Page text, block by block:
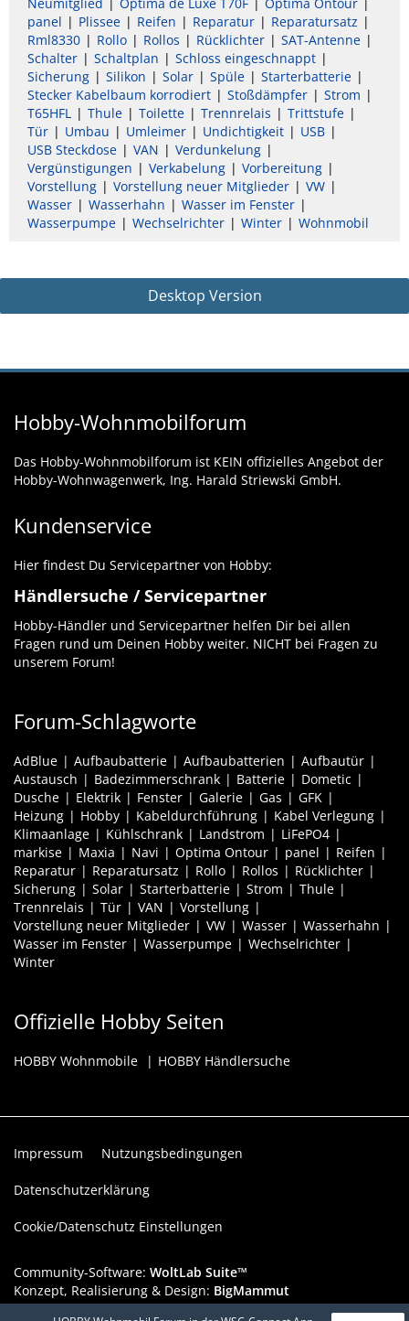
panel
Plissee Reifen Reparatur
Reparatursatz
Rml8330
Rollo Rollos Rücklichter
SAT-Antenne
Schalter
Schaltplan
Schloss eingeschnappt
Sicherung
Silikon Solar Spüle
Starterbatterie
Stecker Kabelbaum korrodiert
Stoßdämpfer
Strom
T65HFL
Thule Toilette Trennrelais
Trittstufe
Tür
Umbau Umleimer Undichtigkeit
USB
USB Steckdose
VAN
Verdunkelung
Vergünstigungen
Verkabelung
Vorbereitung
Vorstellung
Vorstellung neuer Mitglieder
VW
Wasser
Wasserhahn
Wasser im Fenster
Wasserpumpe
Wechselrichter Winter Wohnmobil
Desktop Version
Hobby-Wohnmobilforum
Das Hobby-Wohnmobilforum ist KEIN offizielles Angebot der
Hobby-Wohnwagenwerk, Ing. Harald Striewski GmbH.
Kundenservice
Hier findest Du Servicepartner von Hobby:
Händlersuche / Servicepartner
Hobby-Händler und Servicepartner helfen Dir bei allen
Fragen rund um Deinen Hobby weiter. NICHT bei Fragen zu
unserem Forum!
Forum-Schlagworte
AdBlue Aufbaubatterie Aufbaubatterien
Aufbautür
Austausch
Badezimmerschrank Batterie
Dometic
Dusche
Elektrik Fenster Galerie Gas
GFK
Heizung
Hobby Kabeldurchführung
Kabel Verlegung
Klimaanlage
Kühlschrank Landstrom
LiFePO4
markise
Maxia Navi Optima Ontour panel
Reifen
Reparatur
Reparatursatz Rollo Rollos
Rücklichter
Sicherung
Solar Starterbatterie Strom
Thule
Trennrelais
Tür VAN
Vorstellung
Vorstellung neuer Mitglieder
VW Wasser
Wasserhahn
Wasser im Fenster
Wasserpumpe
Wechselrichter
Winter
Offizielle Hobby Seiten
HOBBY Wohnmobile HOBBY Händlersuche
Impressum Nutzungsbedingungen
Datenschutzerklärung
Cookie/Datenschutz Einstellungen
Community-Software: WoltLab Suite™
Konzept, Realisierung & Design: BigMammut